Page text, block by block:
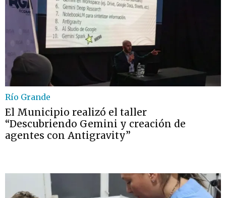
Río Grande
El Municipio realizó el taller
“Descubriendo Gemini y creación de
agentes con Antigravity”